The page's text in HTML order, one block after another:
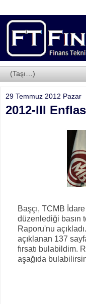
29 Temmuz 2012 Pazar
2012-III
Başçı, TCMB
düzenlediği basın
Raporu'nu
açıklanan 137
fırsatı bulabildim.
aşağıda